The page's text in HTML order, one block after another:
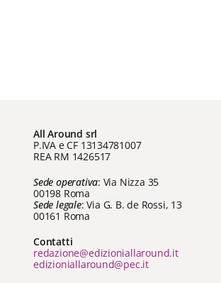
All Around srl
P.IVA e CF 13134781007
REA RM 1426517
Sede operativa: Via Nizza 35
00198 Roma
Sede legale: Via G. B. de Rossi, 13
00161 Roma
Contatti
redazione@edizioniallaround.it
edizioniallaround@pec.it